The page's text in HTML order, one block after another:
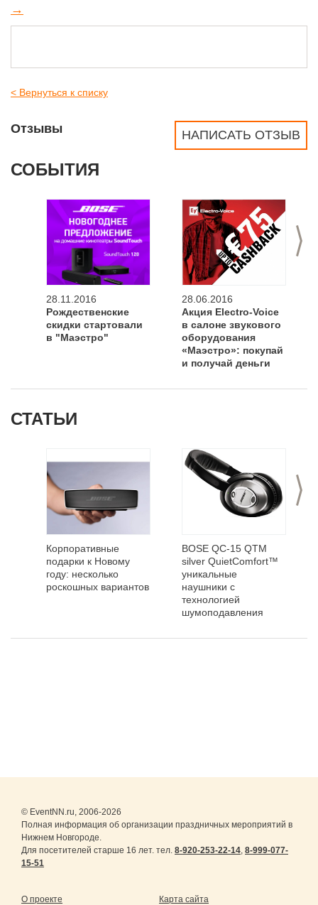
→
< Вернуться к списку
НАПИСАТЬ ОТЗЫВ
Отзывы
СОБЫТИЯ
>
28.11.2016
Рождественские
скидки стартовали
в "Маэстро"
28.06.2016
Акция Electro-Voice
в салоне звукового
оборудования
«Маэстро»: покупай
и получай деньги
СТАТЬИ
>
Корпоративные
подарки к Новому
году: несколько
роскошных вариантов
BOSE QC-15 QTM
silver QuietComfort™
уникальные
наушники с
технологией
шумоподавления
© EventNN.ru, 2006-2026
Полная информация об организации праздничных мероприятий в
Нижнем Новгороде.
Для посетителей старше 16 лет. тел. 8-920-253-22-14, 8-999-077-
15-51
О проекте Карта сайта